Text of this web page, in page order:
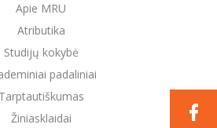
Apie MRU
Atributika
Studijų kokybė
padaliniai
Tarptautiškumas
Žiniasklaidai